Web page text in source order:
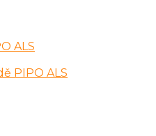
ALS
PIPO ALS